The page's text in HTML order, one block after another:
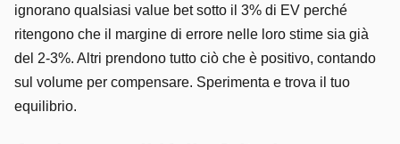
ignorano qualsiasi value bet sotto il 3% di EV perché
ritengono che il margine di errore nelle loro stime sia già
del 2-3%. Altri prendono tutto ciò che è positivo, contando
sul volume per compensare. Sperimenta e trova il tuo
equilibrio.